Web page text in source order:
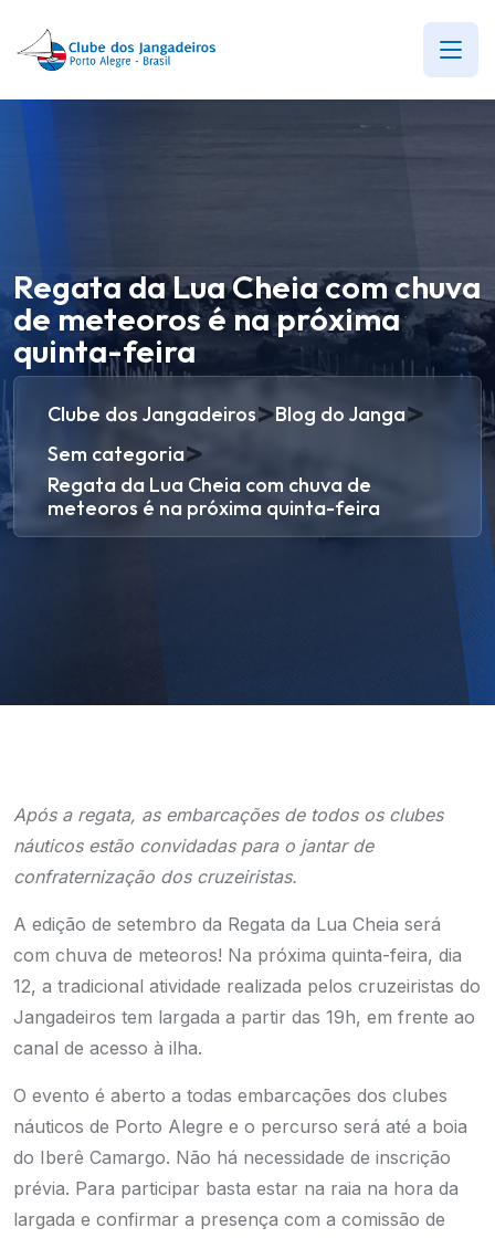
Regata da Lua Cheia com chuva
de meteoros é na próxima
quinta-feira
Clube dos Jangadeiros>Blog do Janga>
Sem categoria>
Regata da Lua Cheia com chuva de
meteoros é na próxima quinta-feira
Após a regata, as embarcações de todos os clubes
náuticos estão convidadas para o jantar de
confraternização dos cruzeiristas.
A edição de setembro da Regata da Lua Cheia será
com chuva de meteoros! Na próxima quinta-feira, dia
12, a tradicional atividade realizada pelos cruzeiristas do
Jangadeiros tem largada a partir das 19h, em frente ao
canal de acesso à ilha.
O evento é aberto a todas embarcações dos clubes
náuticos de Porto Alegre e o percurso será até a boia
do Iberê Camargo. Não há necessidade de inscrição
prévia. Para participar basta estar na raia na hora da
largada e confirmar a presença com a comissão de